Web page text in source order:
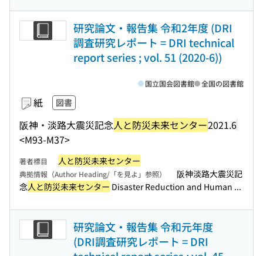
研究論文・報告集 令和2年度 (DRI
調査研究レポート = DRI technical
report series ; vol. 51 (2020-6))
紙 図書
阪神・淡路大震災記念人と防災未来センター2021.6
<M93-M37>
国立国会図書館 全国の図書館
著者標目 人と防災未来センター
典拠情報（Author Heading/「を見よ」参照）
阪神淡路大震災記
念人と防災未来センター Disaster Reduction and Human ...
研究論文・報告集 令和元年度
(DRI調査研究レポート = DRI